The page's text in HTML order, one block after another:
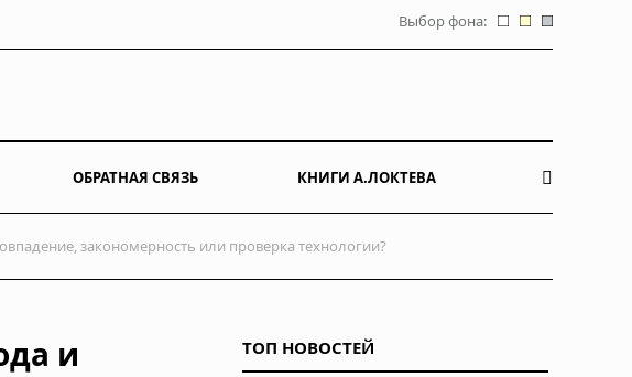
Выбор фона:
ОБРАТНАЯ СВЯЗЬ КНИГИ А.ЛОКТЕВА
закономерность или проверка технологии?
и
ТОП НОВОСТЕЙ